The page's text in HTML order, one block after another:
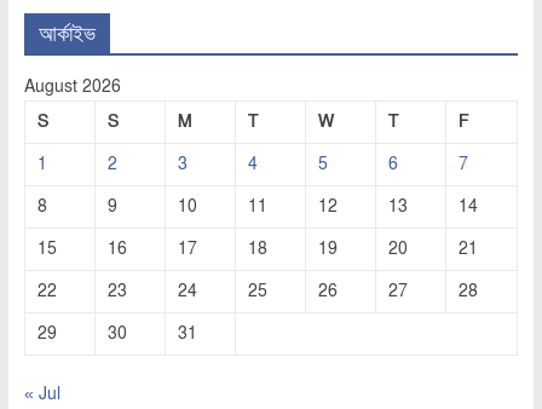
আর্কাইভ
August 2026
S
S M T W T
F
1
2 3 4 5 6
7
8
9 10 11 12 13
14
15
16 17 18 19 20
21
22
23 24 25 26 27
28
29
30 31
« Jul